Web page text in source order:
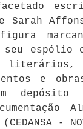
seu espólio
e
depósito
-